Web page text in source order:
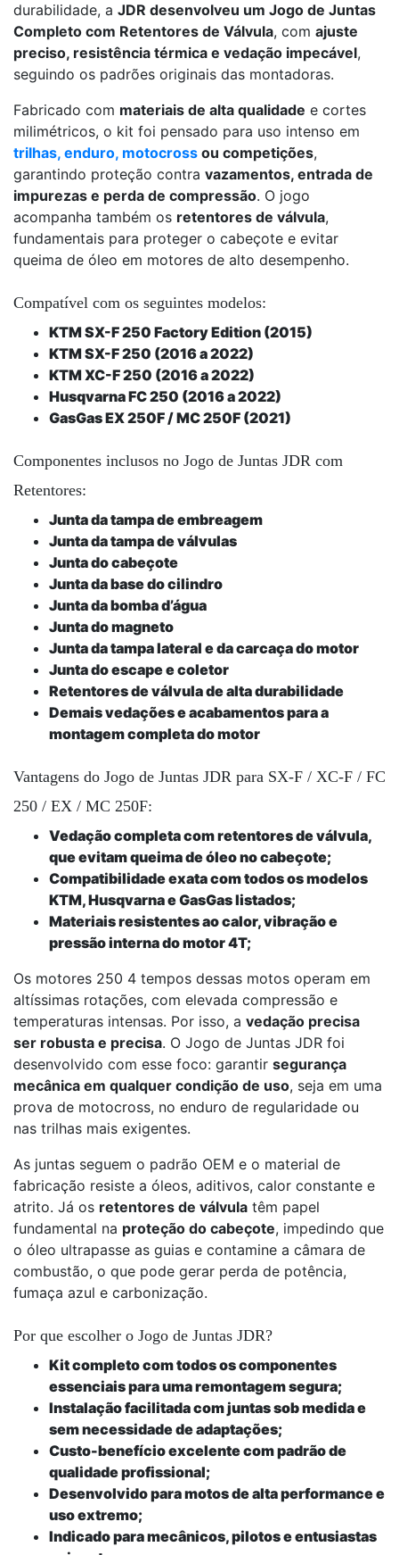
durabilidade, a JDR desenvolveu um Jogo de Juntas
Completo com Retentores de Válvula, com ajuste
preciso, resistência térmica e vedação impecável,
seguindo os padrões originais das montadoras.
Fabricado com materiais de alta qualidade e cortes
milimétricos, o kit foi pensado para uso intenso em
trilhas, enduro, motocross ou competições,
garantindo proteção contra vazamentos, entrada de
impurezas e perda de compressão. O jogo
acompanha também os retentores de válvula,
fundamentais para proteger o cabeçote e evitar
queima de óleo em motores de alto desempenho.
Compatível com os seguintes modelos:
KTM SX-F 250 Factory Edition (2015)
KTM SX-F 250 (2016 a 2022)
KTM XC-F 250 (2016 a 2022)
Husqvarna FC 250 (2016 a 2022)
GasGas EX 250F / MC 250F (2021)
Componentes inclusos no Jogo de Juntas JDR com
Retentores:
Junta da tampa de embreagem
Junta da tampa de válvulas
Junta do cabeçote
Junta da base do cilindro
Junta da bomba d’água
Junta do magneto
Junta da tampa lateral e da carcaça do motor
Junta do escape e coletor
Retentores de válvula de alta durabilidade
Demais vedações e acabamentos para a
montagem completa do motor
Vantagens do Jogo de Juntas JDR para SX-F / XC-F / FC
250 / EX / MC 250F:
Vedação completa com retentores de válvula,
que evitam queima de óleo no cabeçote;
Compatibilidade exata com todos os modelos
KTM, Husqvarna e GasGas listados;
Materiais resistentes ao calor, vibração e
pressão interna do motor 4T;
Os motores 250 4 tempos dessas motos operam em
altíssimas rotações, com elevada compressão e
temperaturas intensas. Por isso, a vedação precisa
ser robusta e precisa. O Jogo de Juntas JDR foi
desenvolvido com esse foco: garantir segurança
mecânica em qualquer condição de uso, seja em uma
prova de motocross, no enduro de regularidade ou
nas trilhas mais exigentes.
As juntas seguem o padrão OEM e o material de
fabricação resiste a óleos, aditivos, calor constante e
atrito. Já os retentores de válvula têm papel
fundamental na proteção do cabeçote, impedindo que
o óleo ultrapasse as guias e contamine a câmara de
combustão, o que pode gerar perda de potência,
fumaça azul e carbonização.
Por que escolher o Jogo de Juntas JDR?
Kit completo com todos os componentes
essenciais para uma remontagem segura;
Instalação facilitada com juntas sob medida e
sem necessidade de adaptações;
Custo-benefício excelente com padrão de
qualidade profissional;
Desenvolvido para motos de alta performance e
uso extremo;
Indicado para mecânicos, pilotos e entusiastas